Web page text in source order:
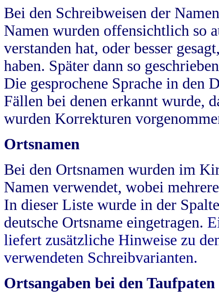
Bei den Schreibweisen der
Namen wurden offensichtlich so
verstanden hat, oder besser
haben. Später dann so
Die gesprochene Sprache in
Fällen bei denen erkannt wurde,
wurden Korrekturen
Ortsnamen
Bei den Ortsnamen wurden im
Namen verwendet, wobei
In dieser Liste wurde in der
deutsche Ortsname eingetragen.
liefert zusätzliche Hinweise zu
verwendeten Schreibvarianten.
Ortsangaben bei den Taufpaten